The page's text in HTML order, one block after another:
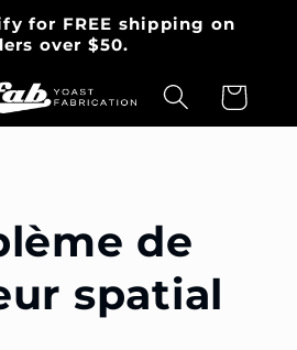
for FREE shipping on
over $50.
Panier
de
spatial